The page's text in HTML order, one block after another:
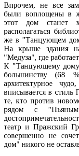
Впрочем, не все
были воплощены в
этот дом станет
располагаться
же в "Танцующем
На крыше здания
"Медуза", где
К "Танцующему
большинству (68
архитектурное
вписывается в стиль
те, кто против
рядом с "Пьяным
театр и Пражский
совершенно не
дом" никого не